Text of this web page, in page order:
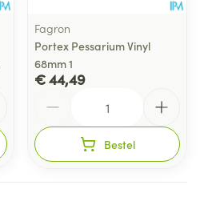
Fagron
Portex Pessarium Vinyl
68mm 1
€ 44,49
Bestel